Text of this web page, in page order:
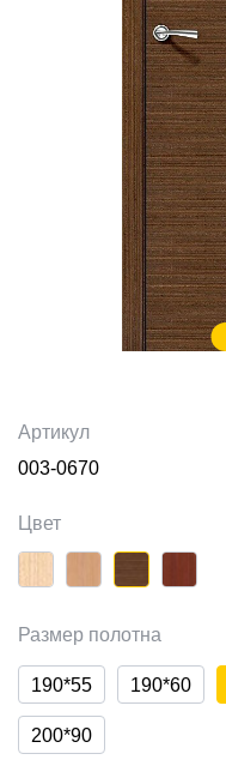
Артикул
003-0670
Цвет
Размер полотна
190*55 190*60
200*90